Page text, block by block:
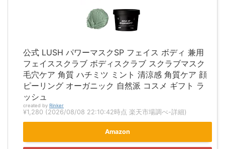
公式 LUSH パワーマスクSP フェイス ボディ 兼用
フェイススクラブ ボディスクラブ スクラブマスク
毛穴ケア 角質 ハチミツ ミント 清涼感 角質ケア 顔
ピーリング オーガニック 自然派 コスメ ギフト ラ
ッシュ
created by Rinker
¥1,280 (2026/08/08 22:10:42時点 楽天市場調べ-詳細)
Amazon